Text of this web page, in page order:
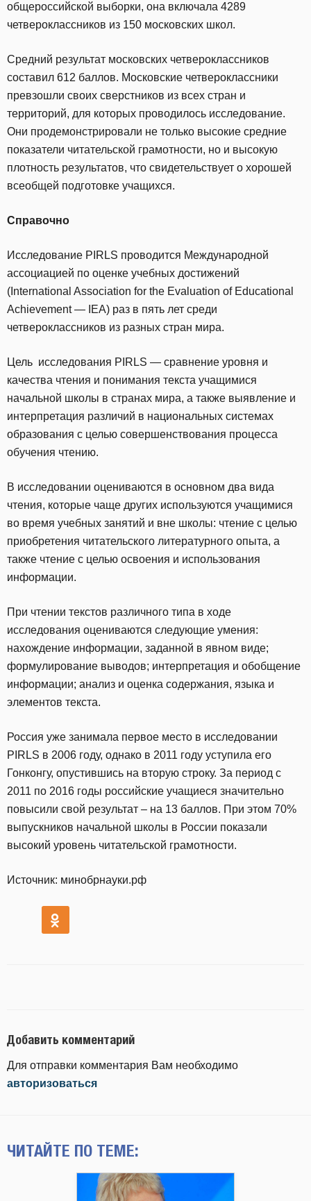
общероссийской выборки, она включала 4289
четвероклассников из 150 московских школ.
Средний результат московских четвероклассников
составил 612 баллов. Московские четвероклассники
превзошли своих сверстников из всех стран и
территорий, для которых проводилось исследование.
Они продемонстрировали не только высокие средние
показатели читательской грамотности, но и высокую
плотность результатов, что свидетельствует о хорошей
всеобщей подготовке учащихся.
Справочно
Исследование PIRLS проводится Международной
ассоциацией по оценке учебных достижений
(International Association for the Evaluation of Educational
Achievement — IEA) раз в пять лет среди
четвероклассников из разных стран мира.
Цель исследования PIRLS — сравнение уровня и
качества чтения и понимания текста учащимися
начальной школы в странах мира, а также выявление и
интерпретация различий в национальных системах
образования с целью совершенствования процесса
обучения чтению.
В исследовании оцениваются в основном два вида
чтения, которые чаще других используются учащимися
во время учебных занятий и вне школы: чтение с целью
приобретения читательского литературного опыта, а
также чтение с целью освоения и использования
информации.
При чтении текстов различного типа в ходе
исследования оцениваются следующие умения:
нахождение информации, заданной в явном виде;
формулирование выводов; интерпретация и обобщение
информации; анализ и оценка содержания, языка и
элементов текста.
Россия уже занимала первое место в исследовании
PIRLS в 2006 году, однако в 2011 году уступила его
Гонконгу, опустившись на вторую строку. За период с
2011 по 2016 годы российские учащиеся значительно
повысили свой результат – на 13 баллов. При этом 70%
выпускников начальной школы в России показали
высокий уровень читательской грамотности.
Источник: минобрнауки.рф
Добавить комментарий
Для отправки комментария Вам необходимо
авторизоваться
ЧИТАЙТЕ ПО ТЕМЕ: